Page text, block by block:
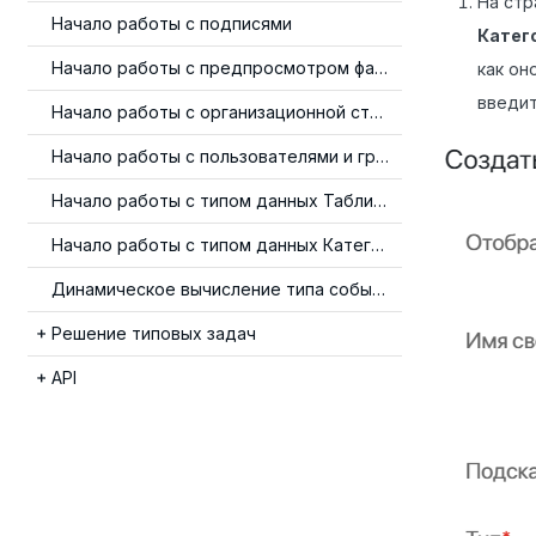
Начало работы с подписями
Начало работы с предпросмотром файлов
Начало работы с организационной структурой
Начало работы с пользователями и группами
Начало работы с типом данных Таблица
Начало работы с типом данных Категория
Динамическое вычисление типа события
Решение типовых задач
API
как